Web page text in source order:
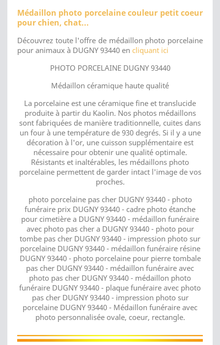
Médaillon photo porcelaine couleur petit coeur
pour chien, chat...
Découvrez toute l'offre de médaillon photo porcelaine
pour animaux à DUGNY 93440 en cliquant ici
PHOTO PORCELAINE DUGNY 93440
Médaillon céramique haute qualité
La porcelaine est une céramique fine et translucide
produite à partir du Kaolin. Nos photos médaillons
sont fabriquées de manière traditionnelle, cuites dans
un four à une température de 930 degrés. Si il y a une
décoration à l'or, une cuisson supplémentaire est
nécessaire pour obtenir une qualité optimale.
Résistants et inaltérables, les médaillons photo
porcelaine permettent de garder intact l'image de vos
proches.
photo porcelaine pas cher DUGNY 93440 - photo
funéraire prix DUGNY 93440 - cadre photo étanche
pour cimetière a DUGNY 93440 - médaillon funéraire
avec photo pas cher a DUGNY 93440 - photo pour
tombe pas cher DUGNY 93440 - impression photo sur
porcelaine DUGNY 93440 - médaillon funéraire résine
DUGNY 93440 - photo porcelaine pour pierre tombale
pas cher DUGNY 93440 - médaillon funéraire avec
photo pas cher DUGNY 93440 - médaillon photo
funéraire DUGNY 93440 - plaque funéraire avec photo
pas cher DUGNY 93440 - impression photo sur
porcelaine DUGNY 93440 - Médaillon funéraire avec
photo personnalisée ovale, coeur, rectangle.